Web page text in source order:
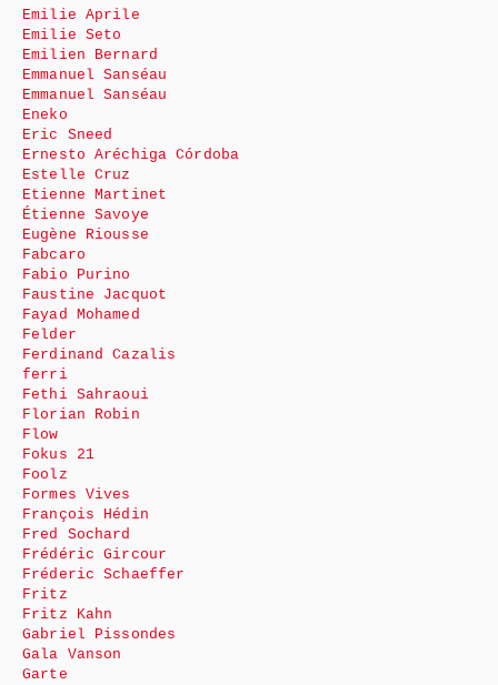
Emilie Aprile
Emilie Seto
Emilien Bernard
Emmanuel Sanséau
Emmanuel Sanséau
Eneko
Eric Sneed
Ernesto Aréchiga Córdoba
Estelle Cruz
Etienne Martinet
Étienne Savoye
Eugène Riousse
Fabcaro
Fabio Purino
Faustine Jacquot
Fayad Mohamed
Felder
Ferdinand Cazalis
ferri
Fethi Sahraoui
Florian Robin
Flow
Fokus 21
Foolz
Formes Vives
François Hédin
Fred Sochard
Frédéric Gircour
Fréderic Schaeffer
Fritz
Fritz Kahn
Gabriel Pissondes
Gala Vanson
Garte